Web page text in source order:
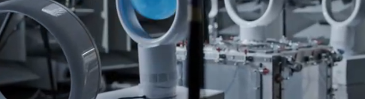
Videotranscript
openen